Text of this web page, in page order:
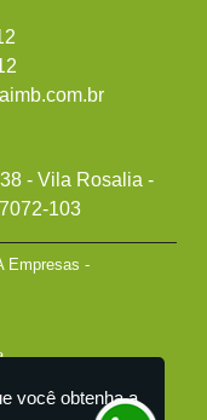
- Vila Rosalia -
103
Empresas -
você obtenha a